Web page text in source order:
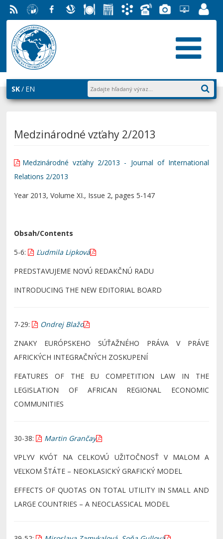
RSS EU v
Bratislave
FacebookSlovenskáStravovanie
ŠtudentskýAkademický
TelefónnyFotogaléria
Helpdesk
EUBAportál
SK EN
Medzinárodné vzťahy 2/2013
Medzinárodné vzťahy 2/2013 - Journal of International
Relations 2/2013
Year 2013, Volume XI., Issue 2, pages 5-147
Obsah/Contents
5-6:
Ľudmila Lipková
PREDSTAVUJEME NOVÚ REDAKČNÚ RADU
INTRODUCING THE NEW EDITORIAL BOARD
7-29:
Ondrej Blažo
ZNAKY EURÓPSKEHO SÚŤAŽNÉHO PRÁVA V PRÁVE
AFRICKÝCH INTEGRAČNÝCH ZOSKUPENÍ
FEATURES OF THE EU COMPETITION LAW IN THE
LEGISLATION OF AFRICAN REGIONAL ECONOMIC
COMMUNITIES
30-38:
Martin Grančay
VPLYV KVÓT NA CELKOVÚ UŽITOČNOSŤ V MALOM A
VEĽKOM ŠTÁTE – NEOKLASICKÝ GRAFICKÝ MODEL
EFFECTS OF QUOTAS ON TOTAL UTILITY IN SMALL AND
LARGE COUNTRIES – A NEOCLASSICAL MODEL